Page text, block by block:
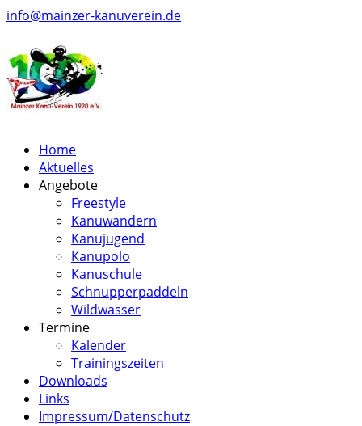
info@mainzer-kanuverein.de
Home
Aktuelles
Angebote
Freestyle
Kanuwandern
Kanujugend
Kanupolo
Kanuschule
Schnupperpaddeln
Wildwasser
Termine
Kalender
Trainingszeiten
Downloads
Links
Impressum/Datenschutz